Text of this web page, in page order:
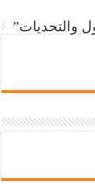
والتحديات”